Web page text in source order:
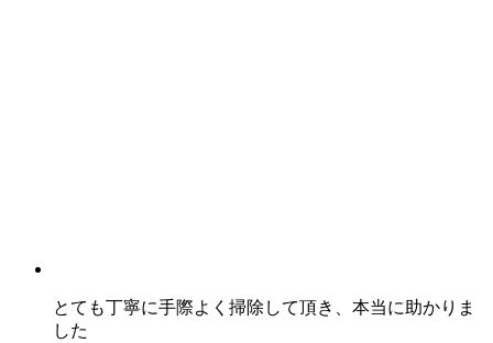
とても丁寧に手際よく掃除して頂き、本当に助かりま
した